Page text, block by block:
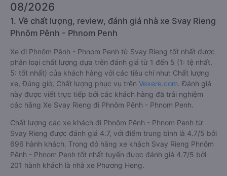
08/2026
1. Về chất lượng, review, đánh giá nhà xe Svay Rieng
Phnôm Pênh - Phnom Penh
Xe đi Phnôm Pênh - Phnom Penh từ Svay Rieng tốt nhất được
phân loại chất lượng dựa trên đánh giá từ 1 đến 5 (1: tệ nhất,
5: tốt nhất) của khách hàng với các tiêu chí như: Chất lượng
xe, Đúng giờ, Chất lượng phục vụ trên Vexere.com. Đánh giá
này được viết trực tiếp bởi các khách hàng đã trải nghiệm
các hãng Xe Svay Rieng đi Phnôm Pênh - Phnom Penh.
Chất lượng các xe khách đi Phnôm Pênh - Phnom Penh từ
Svay Rieng được đánh giá 4.7, với điểm trung bình là 4.7/5 bởi
696 hành khách. Trong đó hãng xe khách Svay Rieng Phnôm
Pênh - Phnom Penh tốt nhất tuyến được đánh giá 4.7/5 bởi
201 hành khách là nhà xe Phương Heng.